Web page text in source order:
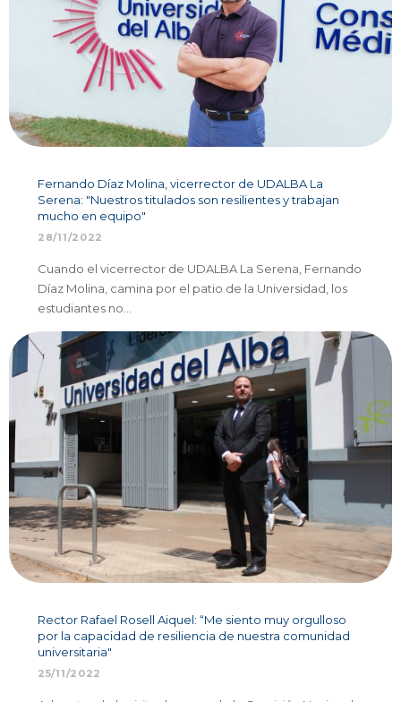
Fernando Díaz Molina, vicerrector de UDALBA La
Serena: "Nuestros titulados son resilientes y trabajan
mucho en equipo"
28/11/2022
Cuando el vicerrector de UDALBA La Serena, Fernando
Díaz Molina, camina por el patio de la Universidad, los
estudiantes no…
Rector Rafael Rosell Aiquel: “Me siento muy orgulloso
por la capacidad de resiliencia de nuestra comunidad
universitaria"
25/11/2022